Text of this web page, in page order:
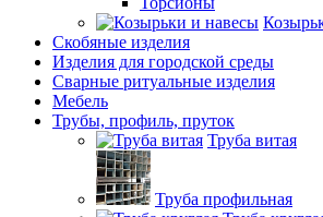
Скобяные изделия
Изделия для городской среды
Сварные ритуальные изделия
Мебель
Трубы, профиль, пруток
Труба витая
Труба профильная